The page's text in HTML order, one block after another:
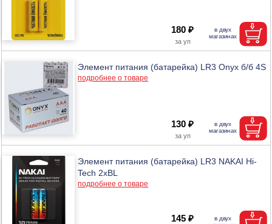
180 ₽
Элемент питания (батарейка) LR3 Onyx б/б 4S
подробнее о товаре
130 ₽
Элемент питания (батарейка) LR3 NAKAI Hi-
Tech 2xBL
подробнее о товаре
145 ₽